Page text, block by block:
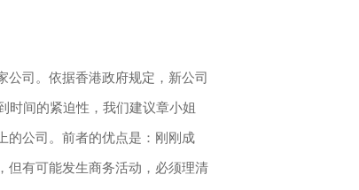
司。依据香港政府规定，新公司
时间的紧迫性，我们建议章小姐
的公司。前者的优点是：刚刚成
但有可能发生商务活动，必须理清